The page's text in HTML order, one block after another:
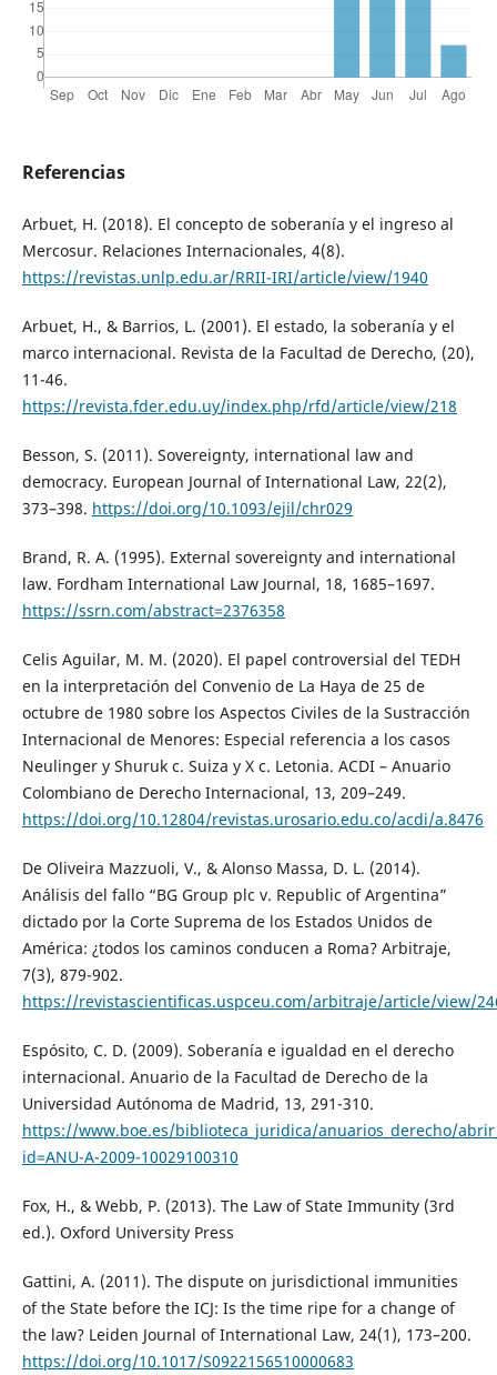
Referencias
Arbuet, H. (2018). El concepto de soberanía y el ingreso al
Mercosur. Relaciones Internacionales, 4(8).
https://revistas.unlp.edu.ar/RRII-IRI/article/view/1940
Arbuet, H., & Barrios, L. (2001). El estado, la soberanía y el
marco internacional. Revista de la Facultad de Derecho, (20),
11-46.
https://revista.fder.edu.uy/index.php/rfd/article/view/218
Besson, S. (2011). Sovereignty, international law and
democracy. European Journal of International Law, 22(2),
373–398. https://doi.org/10.1093/ejil/chr029
Brand, R. A. (1995). External sovereignty and international
law. Fordham International Law Journal, 18, 1685–1697.
https://ssrn.com/abstract=2376358
Celis Aguilar, M. M. (2020). El papel controversial del TEDH
en la interpretación del Convenio de La Haya de 25 de
octubre de 1980 sobre los Aspectos Civiles de la Sustracción
Internacional de Menores: Especial referencia a los casos
Neulinger y Shuruk c. Suiza y X c. Letonia. ACDI – Anuario
Colombiano de Derecho Internacional, 13, 209–249.
https://doi.org/10.12804/revistas.urosario.edu.co/acdi/a.8476
De Oliveira Mazzuoli, V., & Alonso Massa, D. L. (2014).
Análisis del fallo “BG Group plc v. Republic of Argentina”
dictado por la Corte Suprema de los Estados Unidos de
América: ¿todos los caminos conducen a Roma? Arbitraje,
7(3), 879-902.
https://revistascientificas.uspceu.com/arbitraje/article/view/
Espósito, C. D. (2009). Soberanía e igualdad en el derecho
internacional. Anuario de la Facultad de Derecho de la
Universidad Autónoma de Madrid, 13, 291-310.
https://www.boe.es/biblioteca_juridica/anuarios_derecho/
id=ANU-A-2009-10029100310
Fox, H., & Webb, P. (2013). The Law of State Immunity (3rd
ed.). Oxford University Press
Gattini, A. (2011). The dispute on jurisdictional immunities
of the State before the ICJ: Is the time ripe for a change of
the law? Leiden Journal of International Law, 24(1), 173–200.
https://doi.org/10.1017/S0922156510000683